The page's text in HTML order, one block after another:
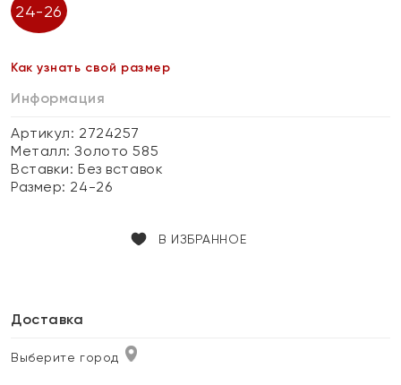
24-26
Как узнать свой размер
Информация
Артикул: 2724257
Металл:Золото 585
Вставки:Без вставок
Размер: 24-26
В ИЗБРАННОЕ
Доставка
Выберите город